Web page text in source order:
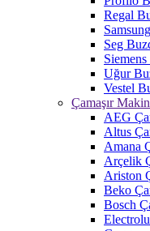
Regal
Seg
Uğur
Vestel
Çamaşır
AEG
Altus
Amana
Arçelik
Ariston
Beko
Bosch